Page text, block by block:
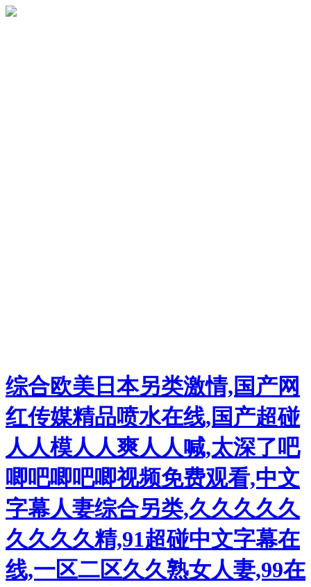
综合欧美日本另类激情,国产网
红传媒精品喷水在线,国产超碰
人人模人人爽人人喊,太深了吧
唧吧唧吧唧视频免费观看,中文
字幕人妻综合另类,久久久久久
久久久久精,91超碰中文字幕在
线,一区二区久久熟女人妻,99在